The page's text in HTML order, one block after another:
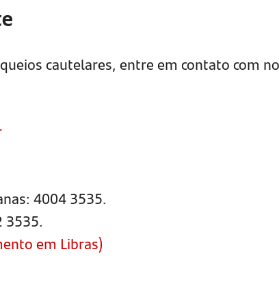
cautelares, entre em contato com
4004 3535.
3535.
em Libras)